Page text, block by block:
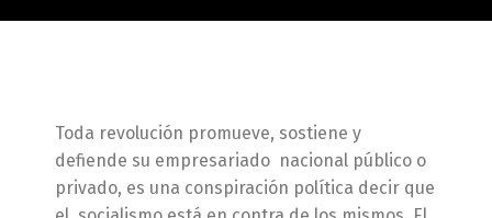
Toda revolución promueve, sostiene y
defiende su empresariado nacional público o
privado, es una conspiración política decir que